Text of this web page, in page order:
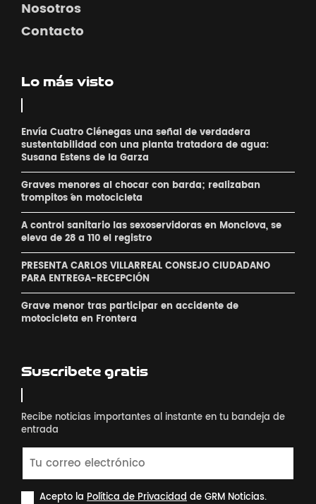
Nosotros
Contacto
Lo más visto
Envía Cuatro Ciénegas una señal de verdadera
sustentabilidad con una planta tratadora de agua:
Susana Estens de la Garza
Graves menores al chocar con barda; realizaban
´trompitos ´en motocicleta
A control sanitario las sexoservidoras en Monclova, se
eleva de 28 a 110 el registro
PRESENTA CARLOS VILLARREAL CONSEJO CIUDADANO
PARA ENTREGA-RECEPCIÓN
Grave menor tras participar en accidente de
motocicleta en Frontera
Suscribete gratis
Recibe noticias importantes al instante en tu bandeja de
entrada
Acepto la Política de Privacidadde GRM Noticias.